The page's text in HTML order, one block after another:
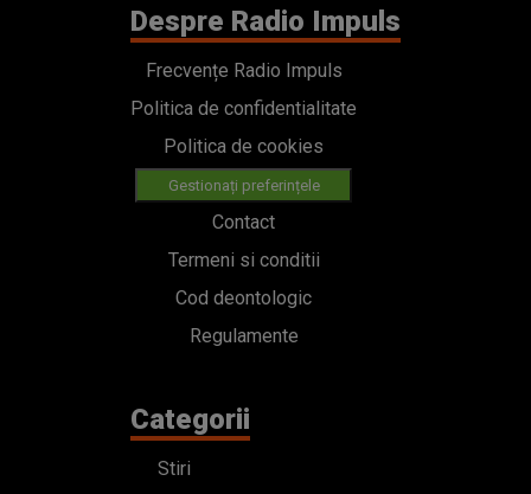
Despre Radio Impuls
Frecvențe Radio Impuls
Politica de confidentialitate
Politica de cookies
Gestionați preferințele
Contact
Termeni si conditii
Cod deontologic
Regulamente
Categorii
Stiri